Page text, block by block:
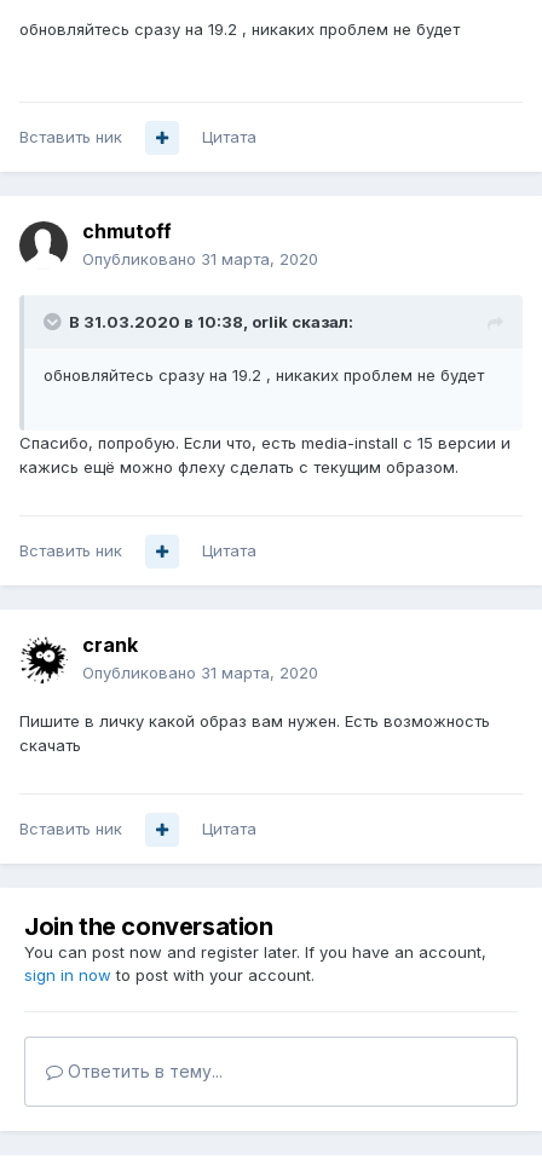
обновляйтесь сразу на 19.2 , никаких проблем не будет
Вставить ник Цитата
chmutoff
Опубликовано 31 марта, 2020
В 31.03.2020 в 10:38, orlik сказал:
обновляйтесь сразу на 19.2 , никаких проблем не будет
Спасибо, попробую. Если что, есть media-install с 15 версии и
кажись ещё можно флеху сделать с текущим образом.
Вставить ник Цитата
crank
Опубликовано 31 марта, 2020
Пишите в личку какой образ вам нужен. Есть возможность
скачать
Вставить ник Цитата
Join the conversation
You can post now and register later. If you have an account,
sign in now to post with your account.
Ответить в тему...